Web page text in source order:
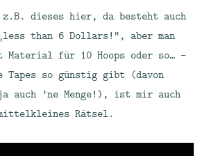
z.B. dieses hier, da besteht auch
than 6 Dollars!“, aber man
Material für 10 Hoops oder so… –
Tapes so günstig gibt (davon
auch ’ne Menge!), ist mir auch
Rätsel.